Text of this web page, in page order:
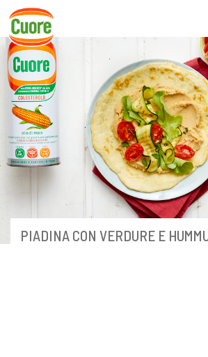
Skip
content
PIADINA CON VERDURE E